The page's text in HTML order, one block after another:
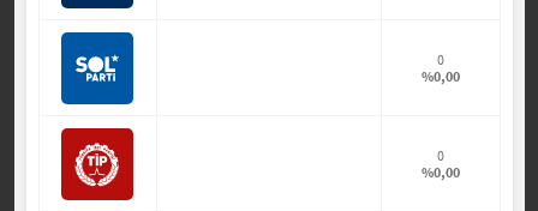
0
%0,00
0
%0,00